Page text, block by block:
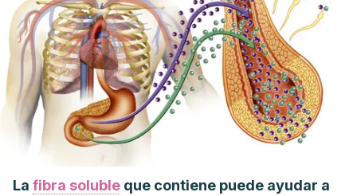
La fibra soluble que contiene puede ayudar a